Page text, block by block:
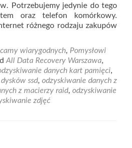
Potrzebujemy jedynie do tego
oraz telefon komórkowy.
różnego rodzaju zakupów
wiarygodnych, Pomysłowi
All Data Recovery Warszawa,
danych kart pamięci,
ssd, odzyskiwanie danych z
z macierzy raid, odzyskiwanie
zdjęć